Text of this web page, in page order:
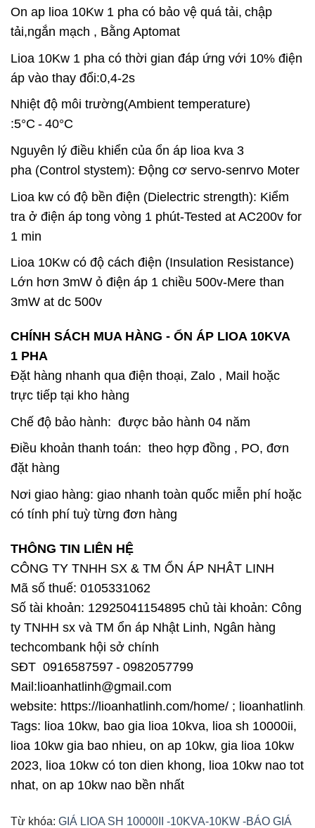
On ap lioa 10Kw 1 pha có bảo vệ quá tải, chập
tải,ngắn mạch , Bằng Aptomat
Lioa 10Kw 1 pha có thời gian đáp ứng với 10% điện
áp vào thay đổi:0,4-2s
Nhiệt độ môi trường(Ambient temperature)
:5°C - 40°C
Nguyên lý điều khiển của ổn áp lioa kva 3
pha (Control stystem): Động cơ servo-senrvo Moter
Lioa kw có độ bền điện (Dielectric strength): Kiểm
tra ở điện áp tong vòng 1 phút-Tested at AC200v for
1 min
Lioa 10Kw có độ cách điện (Insulation Resistance)
Lớn hơn 3mW ỏ điện áp 1 chiều 500v-Mere than
3mW at dc 500v
CHÍNH SÁCH MUA HÀNG - ỔN ÁP LIOA 10KVA
1 PHA
Đặt hàng nhanh qua điện thoại, Zalo , Mail hoặc
trực tiếp tại kho hàng
Chế độ bảo hành: được bảo hành 04 năm
Điều khoản thanh toán: theo hợp đồng , PO, đơn
đặt hàng
Nơi giao hàng: giao nhanh toàn quốc miễn phí hoặc
có tính phí tuỳ từng đơn hàng
THÔNG TIN LIÊN HỆ
CÔNG TY TNHH SX & TM ỔN ÁP NHÂT LINH
Mã số thuế: 0105331062
Số tài khoản: 12925041154895 chủ tài khoản: Công
ty TNHH sx và TM ổn áp Nhật Linh, Ngân hàng
techcombank hội sở chính
SĐT 0916587597 - 0982057799
Mail:lioanhatlinh@gmail.com
website: https://lioanhatlinh.com/home/ ;
Tags: lioa 10kw, bao gia lioa 10kva, lioa sh 10000ii,
lioa 10kw gia bao nhieu, on ap 10kw, gia lioa 10kw
2023, lioa 10kw có ton dien khong, lioa 10kw nao tot
nhat, on ap 10kw nao bền nhất
Từ khóa: GIÁ LIOA SH 10000II -10KVA-10KW -BÁO GIÁ